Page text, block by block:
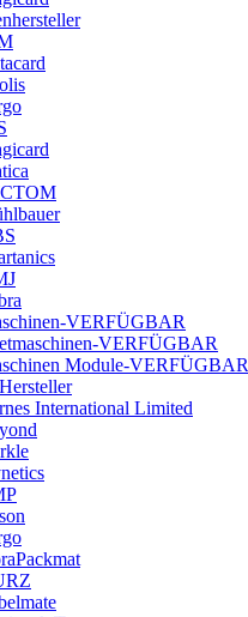
VERFÜGBAR
VERFÜGBAR
Module-VERFÜGBAR
International Limited